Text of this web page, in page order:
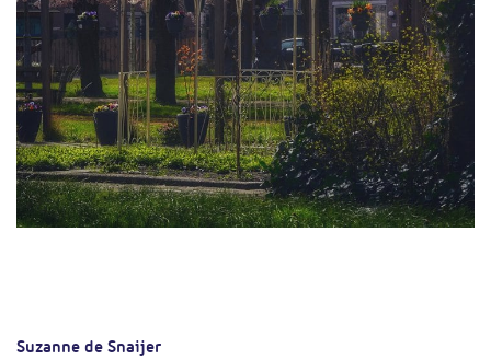
Suzanne de Snaijer